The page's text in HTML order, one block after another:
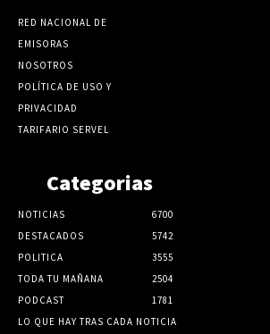
RED NACIONAL DE
EMISORAS
NOSOTROS
POLÍTICA DE USO Y
PRIVACIDAD
TARIFARIO SERVEL
Categorias
NOTICIAS
6700
DESTACADOS
5742
POLITICA
3555
TODA TU MAÑANA
2504
PODCAST
1781
LO QUE HAY TRAS CADA NOTICIA